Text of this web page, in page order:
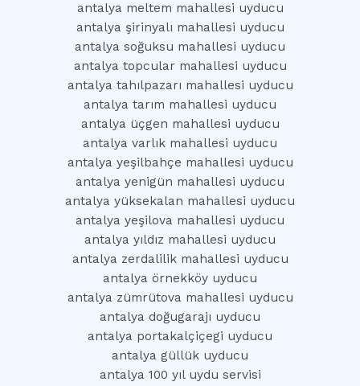
antalya meltem mahallesi uyducu
antalya şirinyalı mahallesi uyducu
antalya soğuksu mahallesi uyducu
antalya topcular mahallesi uyducu
antalya tahılpazarı mahallesi uyducu
antalya tarım mahallesi uyducu
antalya üçgen mahallesi uyducu
antalya varlık mahallesi uyducu
antalya yeşilbahçe mahallesi uyducu
antalya yenigün mahallesi uyducu
antalya yüksekalan mahallesi uyducu
antalya yeşilova mahallesi uyducu
antalya yıldız mahallesi uyducu
antalya zerdalilik mahallesi uyducu
antalya örnekköy uyducu
antalya zümrütova mahallesi uyducu
antalya doğugarajı uyducu
antalya portakalçiçegi uyducu
antalya güllük uyducu
antalya 100 yıl uydu servisi